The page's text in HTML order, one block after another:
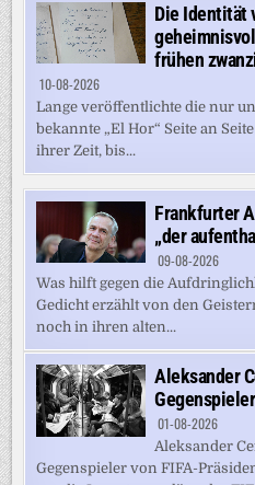
Die Identität
frühen
10-08-2026
Lange veröffentlichte die nur
bekannte „El Hor“ Seite an
ihrer Zeit, bis...
Frankfurter
„der
09-08-2026
Was hilft gegen die
Gedicht erzählt von den
noch in ihren alten...
Aleksander
01-08-2026
Aleksander
Gegenspieler von FIFA-